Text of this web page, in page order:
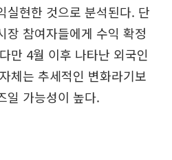
실현한 것으로 분석된다. 단
장 참여자들에게 수익 확정
만 4월 이후 나타난 외국인
체는 추세적인 변화라기보
일 가능성이 높다.